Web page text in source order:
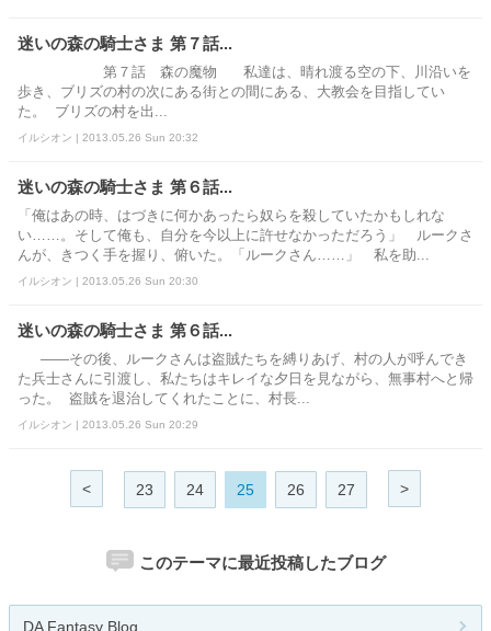
迷いの森の騎士さま 第７話...
第７話 森の魔物 私達は、晴れ渡る空の下、川沿いを
歩き、ブリズの村の次にある街との間にある、大教会を目指してい
た。 ブリズの村を出...
イルシオン | 2013.05.26 Sun 20:32
迷いの森の騎士さま 第６話...
「俺はあの時、はづきに何かあったら奴らを殺していたかもしれな
い……。そして俺も、自分を今以上に許せなかっただろう」 ルークさ
んが、きつく手を握り、俯いた。「ルークさん……」 私を助...
イルシオン | 2013.05.26 Sun 20:30
迷いの森の騎士さま 第６話...
――その後、ルークさんは盗賊たちを縛りあげ、村の人が呼んでき
た兵士さんに引渡し、私たちはキレイな夕日を見ながら、無事村へと帰
った。 盗賊を退治してくれたことに、村長...
イルシオン | 2013.05.26 Sun 20:29
< 23 24 25 26 27 >
このテーマに最近投稿したブログ
DA Fantasy Blog